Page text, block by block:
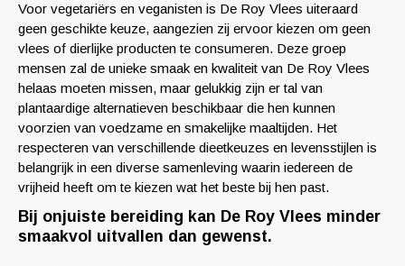
Voor vegetariërs en veganisten is De Roy Vlees uiteraard
geen geschikte keuze, aangezien zij ervoor kiezen om geen
vlees of dierlijke producten te consumeren. Deze groep
mensen zal de unieke smaak en kwaliteit van De Roy Vlees
helaas moeten missen, maar gelukkig zijn er tal van
plantaardige alternatieven beschikbaar die hen kunnen
voorzien van voedzame en smakelijke maaltijden. Het
respecteren van verschillende dieetkeuzes en levensstijlen is
belangrijk in een diverse samenleving waarin iedereen de
vrijheid heeft om te kiezen wat het beste bij hen past.
Bij onjuiste bereiding kan De Roy Vlees minder
smaakvol uitvallen dan gewenst.